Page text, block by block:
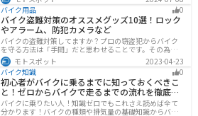
す。プロテクター内蔵で安全性も高くなります。この記事
ではパンツの選び方や種類など初心者が知っておくべき
ことをまとめました。
バイク用品
0
バイク盗難対策のオススメグッズ10選！ロック
やアラーム、防犯カメラなど
バイクの盗難対策してますか？プロの窃盗犯からバイク
を守る方法は「手間」だと思わせることです。その為に
は「チェーンロック 」「ディスクロック」などしっかり
と対策をしておきましょう。この記事では、すぐできる
バイクの盗難対策オススメグッズを紹介します。
モトスポット
2023-04-23
バイク知識
0
初心者がバイクに乗るまでに知っておくべきこ
と！ゼロからバイクで走るまでの流れを徹底解
説
バイクに乗りたい人！知識ゼロでもこれさえ読めば全て
分かります！バイクの種類や排気量の基礎知識からバイ